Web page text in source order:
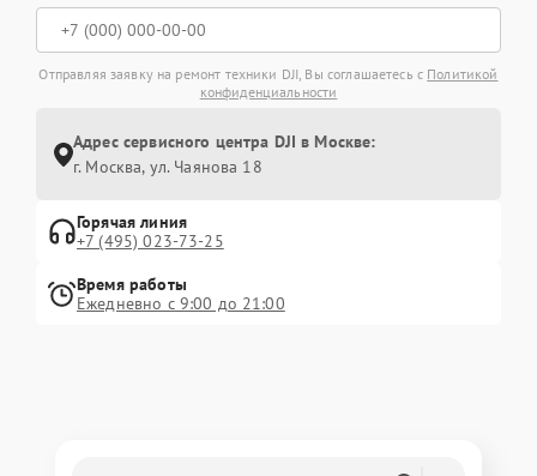
Отправляя заявку на ремонт техники DJI, Вы соглашаетесь с Политикой
конфиденциальности
Адрес сервисного центра DJI в Москве:
г. Москва, ул. Чаянова 18
Горячая линия
+7 (495) 023-73-25
Время работы
Ежедневно с 9:00 до 21:00